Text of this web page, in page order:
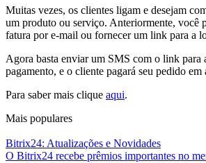
Muitas vezes, os clientes ligam e desejam
um produto ou serviço. Anteriormente, você
fatura por e-mail ou fornecer um link para a
Agora basta enviar um SMS com o link para
pagamento, e o cliente pagará seu pedido em
Para saber mais clique aqui.
Mais populares
Bitrix24: Atualizações e Novidades
O Bitrix24 recebe prêmios importantes no